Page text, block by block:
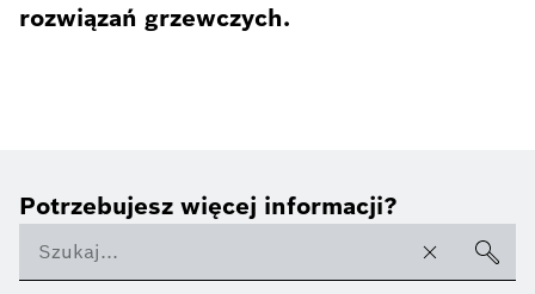
rozwiązań grzewczych.
Potrzebujesz więcej informacji?